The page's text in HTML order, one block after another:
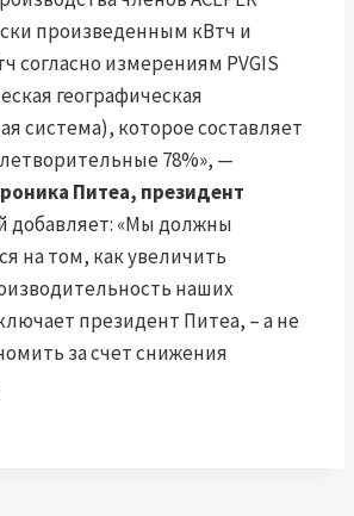
произведенным кВтч и
согласно измерениям PVGIS
географическая
система), которое составляет
78%», —
Питеа, президент
добавляет: «Мы должны
на том, как увеличить
наших
президент Питеа, – а не
за счет снижения